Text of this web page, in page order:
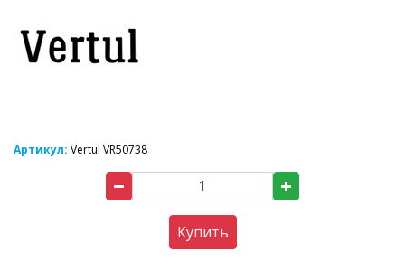
Артикул: Vertul VR50738
Купить